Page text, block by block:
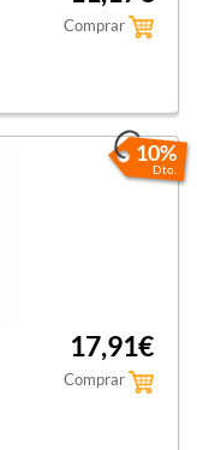
Comprar
10%
Dto.
17,91€
Comprar